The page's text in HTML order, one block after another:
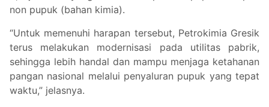
non pupuk (bahan kimia).
“Untuk memenuhi harapan tersebut, Petrokimia Gresik
terus melakukan modernisasi pada utilitas pabrik,
sehingga lebih handal dan mampu menjaga ketahanan
pangan nasional melalui penyaluran pupuk yang tepat
waktu,” jelasnya.